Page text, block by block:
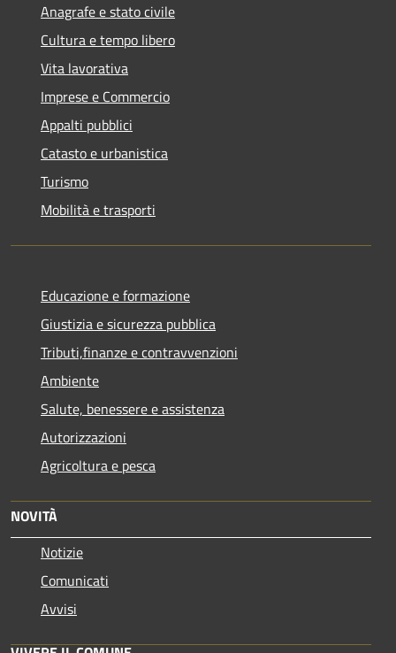
Anagrafe e stato civile
Cultura e tempo libero
Vita lavorativa
Imprese e Commercio
Appalti pubblici
Catasto e urbanistica
Turismo
Mobilità e trasporti
Educazione e formazione
Giustizia e sicurezza pubblica
Tributi,finanze e contravvenzioni
Ambiente
Salute, benessere e assistenza
Autorizzazioni
Agricoltura e pesca
NOVITÀ
Notizie
Comunicati
Avvisi